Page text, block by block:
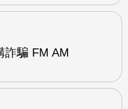
詐騙 FM AM